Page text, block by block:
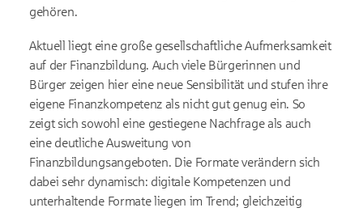
gehören.
Aktuell liegt eine große gesellschaftliche Aufmerksamkeit
auf der Finanzbildung. Auch viele Bürgerinnen und
Bürger zeigen hier eine neue Sensibilität und stufen ihre
eigene Finanzkompetenz als nicht gut genug ein. So
zeigt sich sowohl eine gestiegene Nachfrage als auch
eine deutliche Ausweitung von
Finanzbildungsangeboten. Die Formate verändern sich
dabei sehr dynamisch: digitale Kompetenzen und
unterhaltende Formate liegen im Trend; gleichzeitig